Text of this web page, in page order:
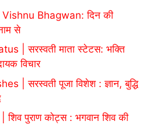
Bhagwan: दिन की
से
| सरस्वती माता स्टेटस: भक्ति
विचार
| सरस्वती पूजा विशेश : ज्ञान, बुद्धि
पुराण कोट्स : भगवान शिव की